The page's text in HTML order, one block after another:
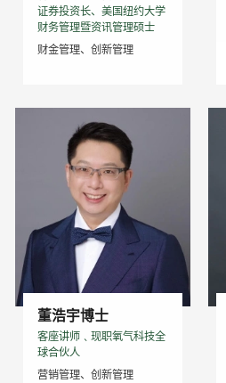
证券投资长、美国纽约大学
财务管理暨资讯管理硕士
财金管理、创新管理
董浩宇博士
客座讲师﹑现职氧气科技全
球合伙人
营销管理、创新管理